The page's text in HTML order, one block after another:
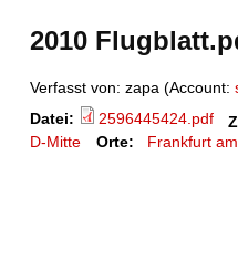
2010
Verfasst von: zapa (Account:
Datei:
2596445424.pdf
D-Mitte
Orte: Frankfurt